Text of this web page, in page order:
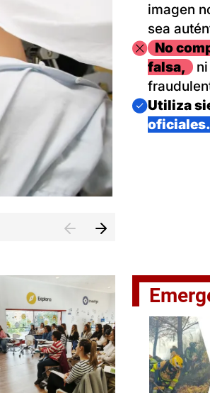
El jefe del
imagen
sea
Imagen
No
falsa,
Imagen
Utiliza
oficiales.